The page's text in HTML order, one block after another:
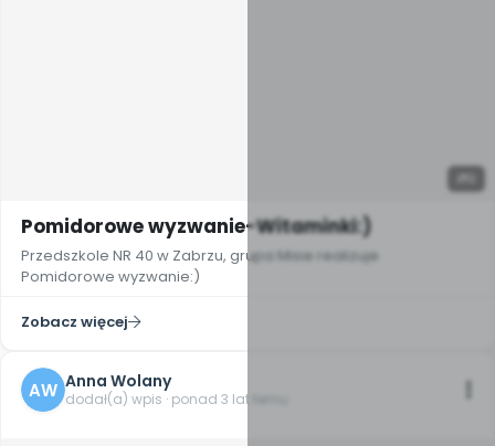
Pomidorowe wyzwanie-Witaminki:)
Przedszkole NR 40 w Zabrzu, grupa Misie realizuje
Pomidorowe wyzwanie:)
Zobacz więcej
AW Anna Wolany
dodał(a) wpis · ponad 3 lat temu